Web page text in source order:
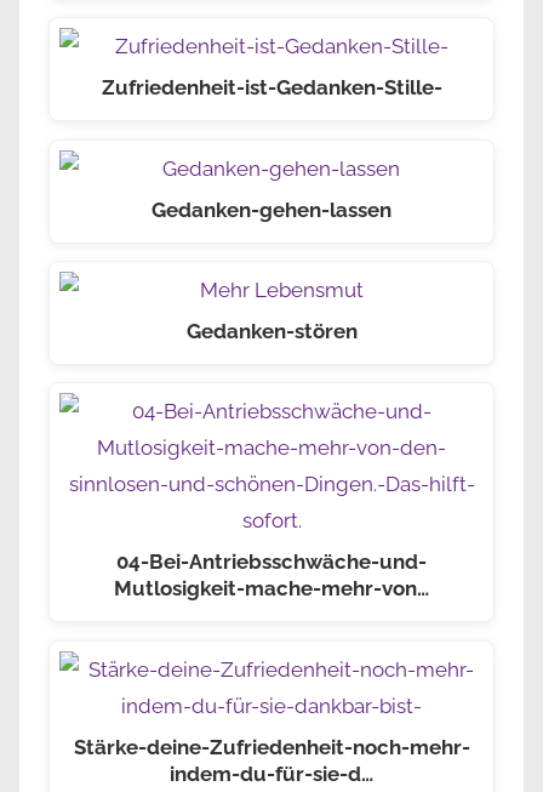
Zufriedenheit-ist-Gedanken-Stille-
Gedanken-gehen-lassen
Gedanken-stören
04-Bei-Antriebsschwäche-und-
Mutlosigkeit-mache-mehr-von…
Stärke-deine-Zufriedenheit-noch-mehr-
indem-du-für-sie-d…